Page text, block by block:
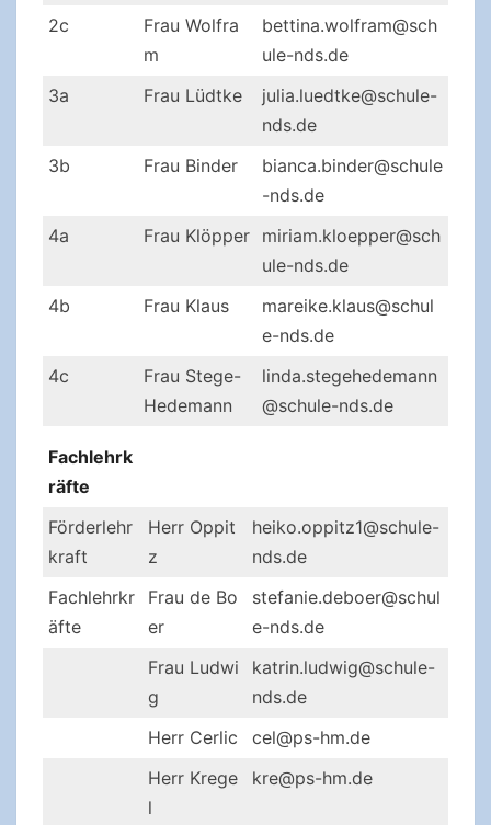
2c
Frau Wolfra
m
bettina.wolfram@sch
ule-nds.de
3a
Frau Lüdtke
julia.luedtke@schule-
nds.de
3b
Frau Binder
bianca.binder@schule
-nds.de
4a
Frau Klöpper miriam.kloepper@sch
ule-nds.de
4b
Frau Klaus
mareike.klaus@schul
e-nds.de
4c
Frau Stege-
Hedemann
linda.stegehedemann
@schule-nds.de
Fachlehrk
räfte
Förderlehr
kraft
Herr Oppit
z
heiko.oppitz1@schule-
nds.de
Fachlehrkr
äfte
Frau de Bo
er
stefanie.deboer@schul
e-nds.de
Frau Ludwi
g
katrin.ludwig@schule-
nds.de
Herr Cerlic
cel@ps-hm.de
Herr Krege
l
kre@ps-hm.de